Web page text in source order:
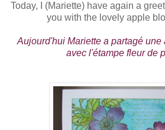
Today, I (Mariette) have again a
you with the lovely apple
Aujourd'hui Mariette a partagé une
avec l'étampe fleur de